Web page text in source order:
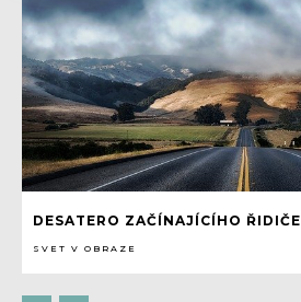
DESATERO ZAČÍNAJÍCÍHO ŘIDIČE
SVET V OBRAZE